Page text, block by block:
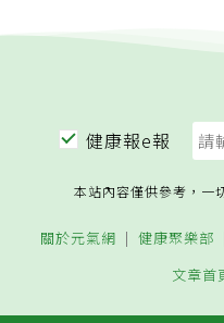
健康報e報
本站內容僅供參考，一
關於元氣網 健康聚樂部
文章首